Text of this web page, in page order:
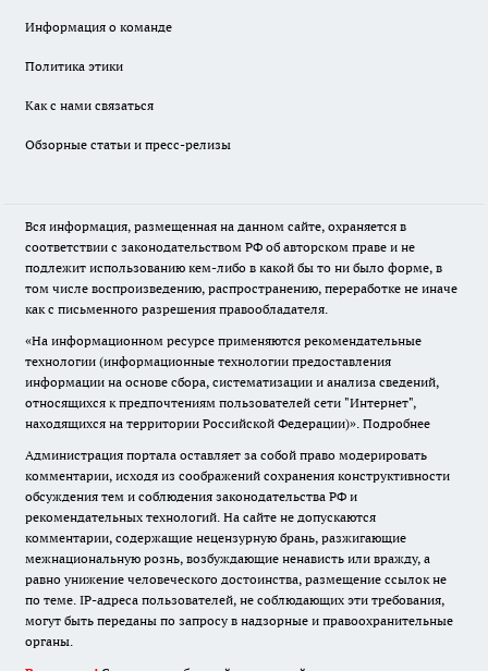
Информация о команде
Политика этики
Как с нами связаться
Обзорные статьи и пресс-релизы
Вся информация, размещенная на данном сайте, охраняется в
соответствии с законодательством РФ об авторском праве и не
подлежит использованию кем-либо в какой бы то ни было форме, в
том числе воспроизведению, распространению, переработке не иначе
как с письменного разрешения правообладателя.
«На информационном ресурсе применяются рекомендательные
технологии (информационные технологии предоставления
информации на основе сбора, систематизации и анализа сведений,
относящихся к предпочтениям пользователей сети "Интернет",
находящихся на территории Российской Федерации)». Подробнее
Администрация портала оставляет за собой право модерировать
комментарии, исходя из соображений сохранения конструктивности
обсуждения тем и соблюдения законодательства РФ и
рекомендательных технологий. На сайте не допускаются
комментарии, содержащие нецензурную брань, разжигающие
межнациональную рознь, возбуждающие ненависть или вражду, а
равно унижение человеческого достоинства, размещение ссылок не
по теме. IP-адреса пользователей, не соблюдающих эти требования,
могут быть переданы по запросу в надзорные и правоохранительные
органы.